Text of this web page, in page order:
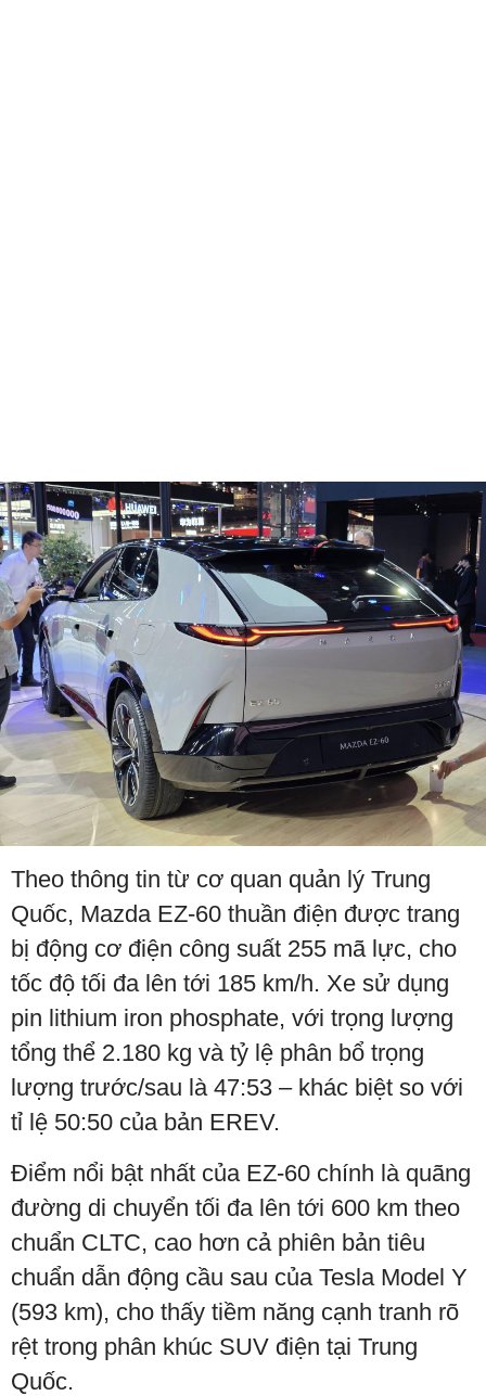
Theo thông tin từ cơ quan quản lý Trung
Quốc, Mazda EZ-60 thuần điện được trang
bị động cơ điện công suất 255 mã lực, cho
tốc độ tối đa lên tới 185 km/h. Xe sử dụng
pin lithium iron phosphate, với trọng lượng
tổng thể 2.180 kg và tỷ lệ phân bổ trọng
lượng trước/sau là 47:53 – khác biệt so với
tỉ lệ 50:50 của bản EREV.
Điểm nổi bật nhất của EZ-60 chính là quãng
đường di chuyển tối đa lên tới 600 km theo
chuẩn CLTC, cao hơn cả phiên bản tiêu
chuẩn dẫn động cầu sau của Tesla Model Y
(593 km), cho thấy tiềm năng cạnh tranh rõ
rệt trong phân khúc SUV điện tại Trung
Quốc.